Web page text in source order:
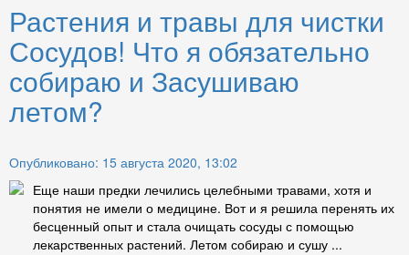
Растения и травы для чистки
Сосудов! Что я обязательно
собираю и Засушиваю
летом?
Опубликовано: 15 августа 2020, 13:02
Еще наши предки лечились целебными травами, хотя и
понятия не имели о медицине. Вот и я решила перенять их
бесценный опыт и стала очищать сосуды с помощью
лекарственных растений. Летом собираю и сушу ...